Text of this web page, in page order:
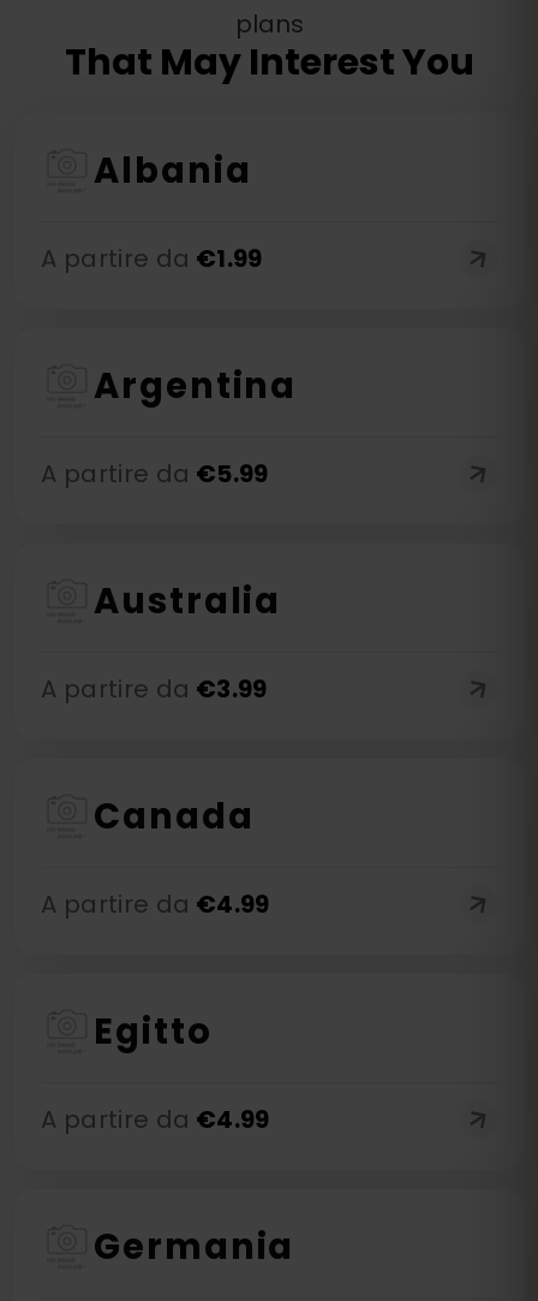
plans
That May Interest You
Albania
A partire da €1.99
Argentina
A partire da €5.99
Australia
A partire da €3.99
Canada
A partire da €4.99
Egitto
A partire da €4.99
Germania